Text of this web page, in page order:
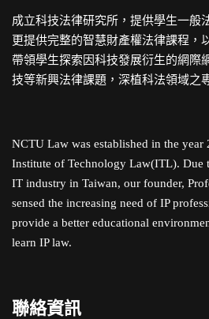
成立科技法律研究所，提供學生一般
更提供完整的智慧財產權法律課程，
帶領學生探索因科技發展衍生的網際
技等新興法律課題，深植科法領域之
NCTU Law was established in the
Institute of Technology Law(ITL). Due
IT industry in Taiwan, our founder,
sensed the increasing need of IP
provide a better educational
learn IP law.
聯絡資訊